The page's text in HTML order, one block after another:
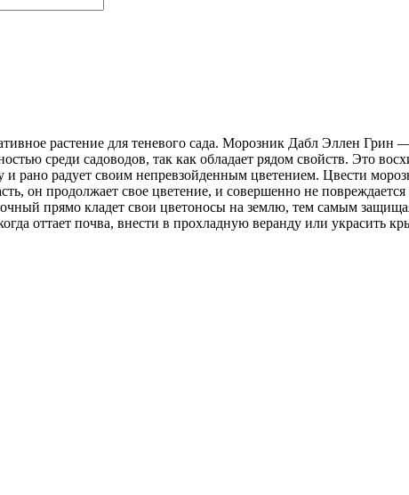
растение для теневого сада. Морозник Дабл Эллен Грин —
среди садоводов, так как обладает рядом свойств. Это
рано радует своим непревзойденным цветением. Цвести
он продолжает свое цветение, и совершенно не
прямо кладет свои цветоносы на землю, тем самым
оттает почва, внести в прохладную веранду или украсить